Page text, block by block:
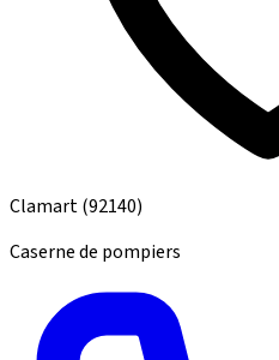
Clamart(92140)
Caserne de pompiers